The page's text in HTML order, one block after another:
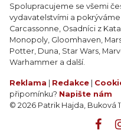
Spolupracujeme se všemi
vydavatelstvími a
Carcassonne, Osadníci z
Monopoly, Gloomhaven,
Potter, Duna, Star Wars,
Warhammer a další.
Reklama Redakce
připomínku? Napište nám
© 2026 Patrik Hajda, Buková